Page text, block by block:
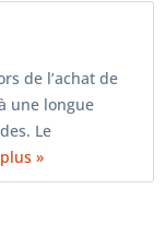
de l’achat de
une longue
Le
»